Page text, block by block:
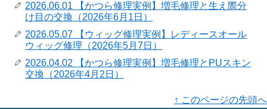
2026.06.01 【かつら修理実例】増毛修理と生え際分
け目の交換（2026年6月1日）
2026.05.07 【ウィッグ修理実例】レディースオール
ウィッグ修理（2026年5月7日）
2026.04.02 【かつら修理実例】増毛修理とPUスキン
交換（2026年4月2日）
↑ このページの先頭へ